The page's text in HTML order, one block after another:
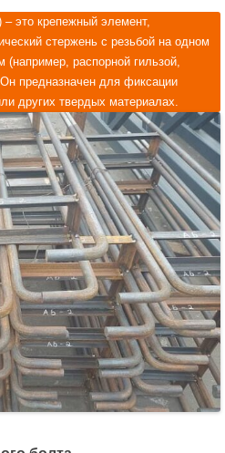
– это крепежный элемент,
стержень с резьбой на одном
распорной гильзой,
предназначен для фиксации
других твердых материалах.